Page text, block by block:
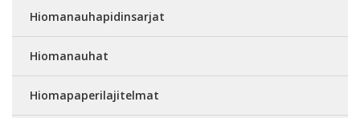
Hiomanauhapidinsarjat
Hiomanauhat
Hiomapaperilajitelmat